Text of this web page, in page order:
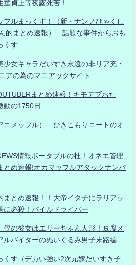
童貞上等夜露死苦！
フルまっくす！（新・ナンノひゃくし
的まとめ速報） 話題な事件からおも
くす
少女キャラだいすき永遠の非リア充・
アの為のマニアックサイト
まとめ速報！キモデブおた
動の1750日
ニメッフル） ひきこもりニートのオ
情報ポータブルの杜！オネエ管理
とめ速報!オカマッフルアタックナンバ
まとめ速報！！大帝イタチにラリアッ
に必殺！パイルドライバー
の彼女はエリーちゃん人形！豆腐メ
ルバイターのぬいぐるみ男子末路編
くす（デカい強い2次元嫁だいすき子